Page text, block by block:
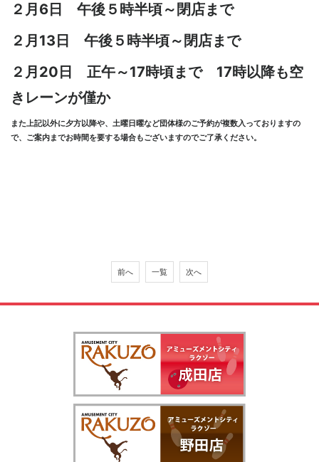
２月6日 午後５時半頃～閉店まで
２月13日 午後５時半頃～閉店まで
２月20日 正午～17時頃まで 17時以降も空
きレーンが僅か
また上記以外に夕方以降や、土曜日曜など団体様のご予約が複数入っておりますの
で、ご案内までお時間を要する場合もございますのでご了承ください。
前へ 一覧 次へ